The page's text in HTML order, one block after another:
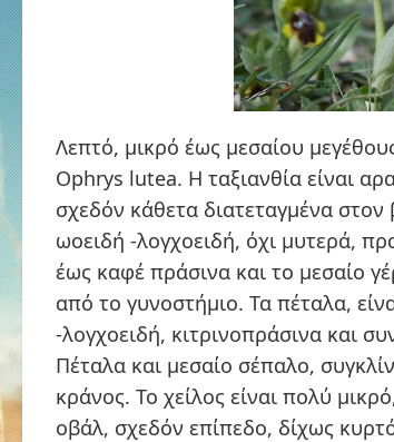
Λεπτό, μικρό έως μεσαίου
Ophrys lutea. Η ταξιανθία είναι
σχεδόν κάθετα διατεταγμένα στον
ωοειδή -λογχοειδή, όχι μυτερά,
έως καφέ πράσινα και το μεσαίο
από το γυνοστήμιο. Τα πέταλα,
-λογχοειδή, κιτρινοπράσινα και
Πέταλα και μεσαίο σέπαλο,
κράνος. Το χείλος είναι πολύ
οβάλ, σχεδόν επίπεδο, δίχως